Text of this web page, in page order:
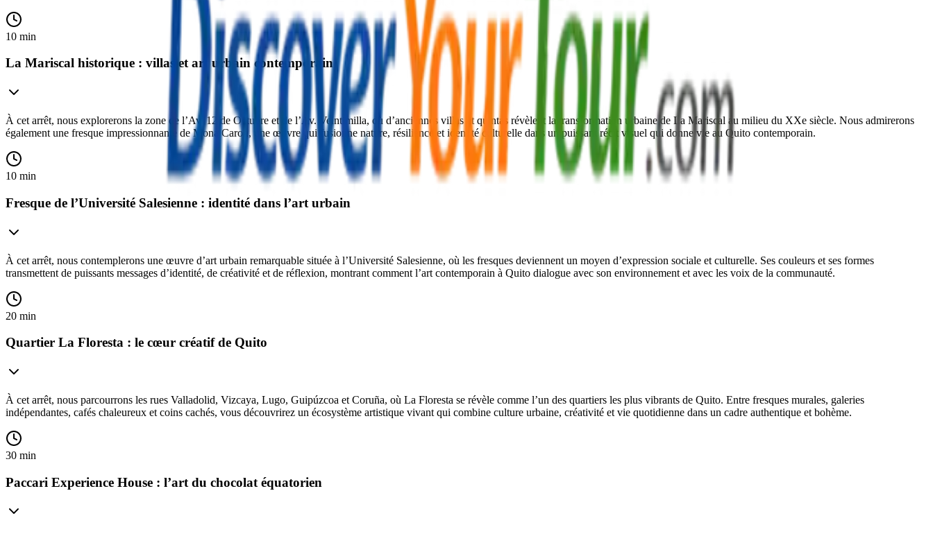
10 min
La Mariscal historique : villas et art urbain contemporain
À cet arrêt, nous explorerons la zone de l’Av. 12 de Octubre et de l’Av. Veintimilla, où d’anciennes villas et quintas révèlent la transformation urbaine de La Mariscal au milieu du XXe siècle. Nous admirerons
également une fresque impressionnante de Mona Caron, une œuvre qui fusionne nature, résilience et identité culturelle dans un puissant récit visuel qui donne vie au Quito contemporain.
10 min
Fresque de l’Université Salesienne : identité dans l’art urbain
À cet arrêt, nous contemplerons une œuvre d’art urbain remarquable située à l’Université Salesienne, où les fresques deviennent un moyen d’expression sociale et culturelle. Ses couleurs et ses formes
transmettent de puissants messages d’identité, de créativité et de réflexion, montrant comment l’art contemporain à Quito dialogue avec son environnement et avec les voix de la communauté.
20 min
Quartier La Floresta : le cœur créatif de Quito
À cet arrêt, nous parcourrons les rues Valladolid, Vizcaya, Lugo, Guipúzcoa et Coruña, où La Floresta se révèle comme l’un des quartiers les plus vibrants de Quito. Entre fresques murales, galeries
indépendantes, cafés chaleureux et coins cachés, vous découvrirez un écosystème artistique vivant qui combine culture urbaine, créativité et vie quotidienne dans un cadre authentique et bohème.
30 min
Paccari Experience House : l’art du chocolat équatorien